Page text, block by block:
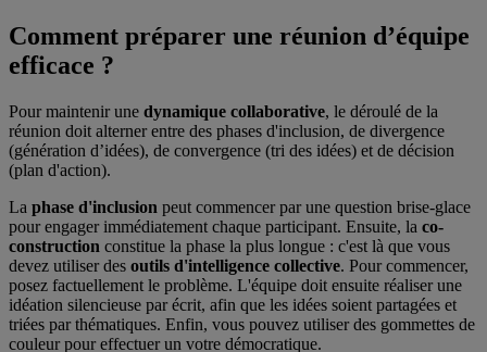
Comment préparer une réunion d’équipe
efficace ?
Pour maintenir une dynamique collaborative, le déroulé de la
réunion doit alterner entre des phases d'inclusion, de divergence
(génération d’idées), de convergence (tri des idées) et de décision
(plan d'action).
La phase d'inclusion peut commencer par une question brise-glace
pour engager immédiatement chaque participant. Ensuite, la co-
construction constitue la phase la plus longue : c'est là que vous
devez utiliser des outils d'intelligence collective. Pour commencer,
posez factuellement le problème. L'équipe doit ensuite réaliser une
idéation silencieuse par écrit, afin que les idées soient partagées et
triées par thématiques. Enfin, vous pouvez utiliser des gommettes de
couleur pour effectuer un votre démocratique.